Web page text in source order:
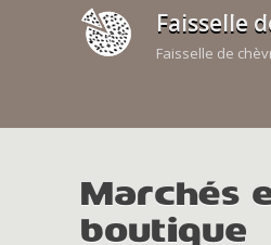
Faisselle
Faisselle de
Marchés
boutique